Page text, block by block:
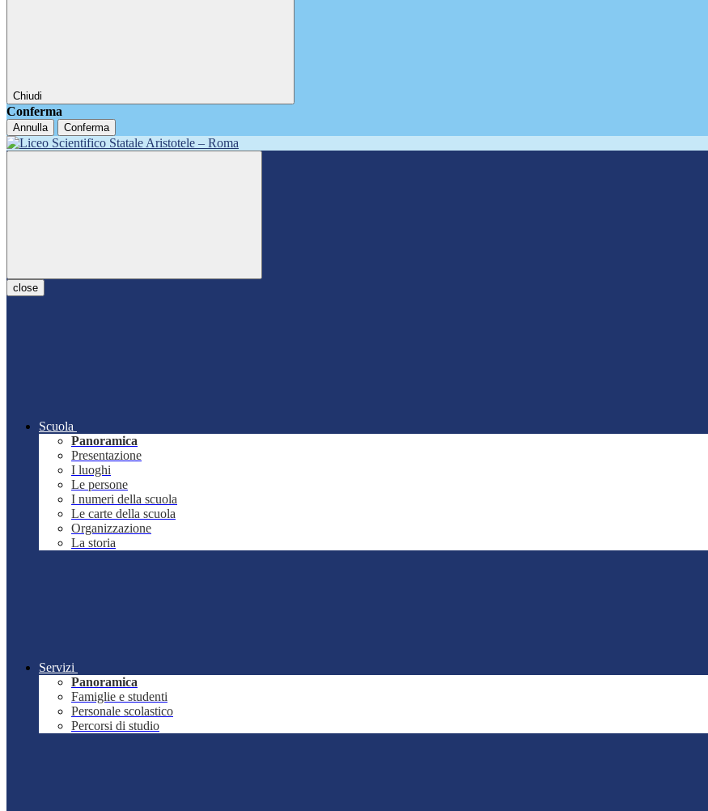
Chiudi
Conferma
Annulla Conferma
close
Scuola
Panoramica
Presentazione
I luoghi
Le persone
I numeri della scuola
Le carte della scuola
Organizzazione
La storia
Servizi
Panoramica
Famiglie e studenti
Personale scolastico
Percorsi di studio